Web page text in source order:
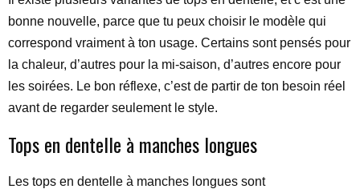
bonne nouvelle, parce que tu peux choisir le modèle qui
correspond vraiment à ton usage. Certains sont pensés pour
la chaleur, d’autres pour la mi-saison, d’autres encore pour
les soirées. Le bon réflexe, c’est de partir de ton besoin réel
avant de regarder seulement le style.
Tops en dentelle à manches longues
Les tops en dentelle à manches longues sont